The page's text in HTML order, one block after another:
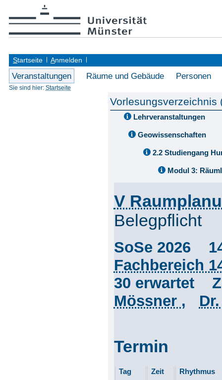
Startseite Anmelden
Veranstaltungen Räume und Gebäude Personen
Sie sind hier: Startseite
Vorlesungsverzeichnis
Lehrveranstaltungen
Geowissenschaften
2.2 Studiengang
Modul 3:
V
Belegpflicht
SoSe 2026
Fachbereich
30 erwartet
Mössner ,
Termin
Tag Zeit Rhythmus